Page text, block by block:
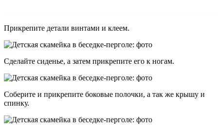
Прикрепите детали винтами и клеем.
Сделайте сиденье, а затем прикрепите его к ногам.
Соберите и прикрепите боковые полочки, а так же крышу и
спинку.